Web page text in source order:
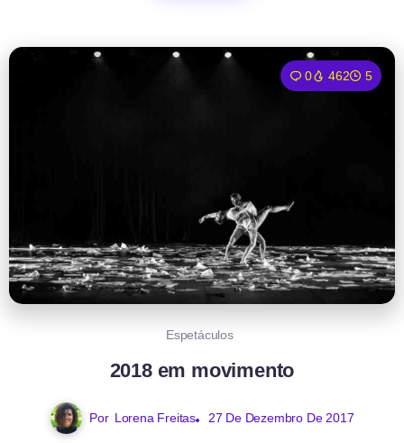
0 462 5
Espetáculos
2018 em movimento
Por Lorena Freitas 27 De Dezembro De 2017